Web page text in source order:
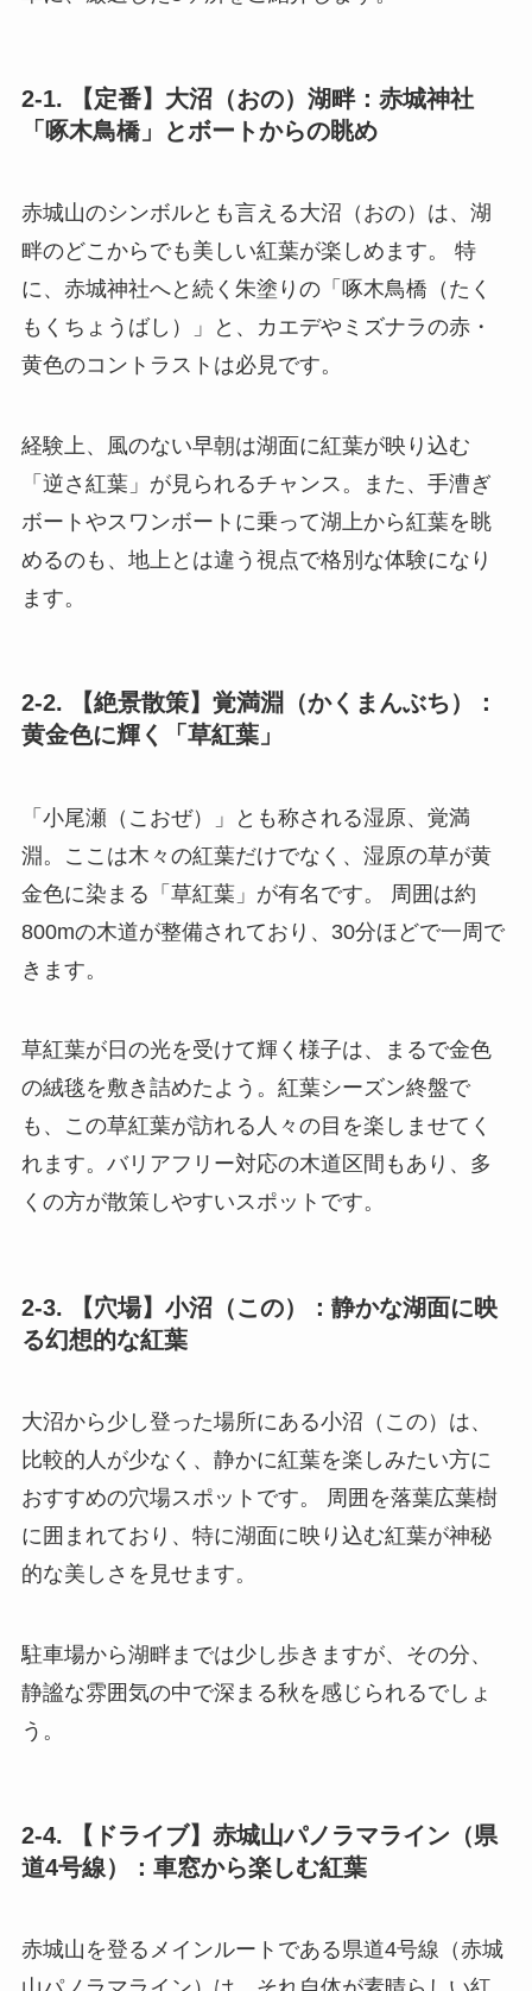
2-1. 【定番】大沼（おの）湖畔：赤城神社
「啄木鳥橋」とボートからの眺め
赤城山のシンボルとも言える大沼（おの）は、湖
畔のどこからでも美しい紅葉が楽しめます。 特
に、赤城神社へと続く朱塗りの「啄木鳥橋（たく
もくちょうばし）」と、カエデやミズナラの赤・
黄色のコントラストは必見です。
経験上、風のない早朝は湖面に紅葉が映り込む
「逆さ紅葉」が見られるチャンス。また、手漕ぎ
ボートやスワンボートに乗って湖上から紅葉を眺
めるのも、地上とは違う視点で格別な体験になり
ます。
2-2. 【絶景散策】覚満淵（かくまんぶち）：
黄金色に輝く「草紅葉」
「小尾瀬（こおぜ）」とも称される湿原、覚満
淵。ここは木々の紅葉だけでなく、湿原の草が黄
金色に染まる「草紅葉」が有名です。 周囲は約
800mの木道が整備されており、30分ほどで一周で
きます。
草紅葉が日の光を受けて輝く様子は、まるで金色
の絨毯を敷き詰めたよう。紅葉シーズン終盤で
も、この草紅葉が訪れる人々の目を楽しませてく
れます。バリアフリー対応の木道区間もあり、多
くの方が散策しやすいスポットです。
2-3. 【穴場】小沼（この）：静かな湖面に映
る幻想的な紅葉
大沼から少し登った場所にある小沼（この）は、
比較的人が少なく、静かに紅葉を楽しみたい方に
おすすめの穴場スポットです。 周囲を落葉広葉樹
に囲まれており、特に湖面に映り込む紅葉が神秘
的な美しさを見せます。
駐車場から湖畔までは少し歩きますが、その分、
静謐な雰囲気の中で深まる秋を感じられるでしょ
う。
2-4. 【ドライブ】赤城山パノラマライン（県
道4号線）：車窓から楽しむ紅葉
赤城山を登るメインルートである県道4号線（赤城